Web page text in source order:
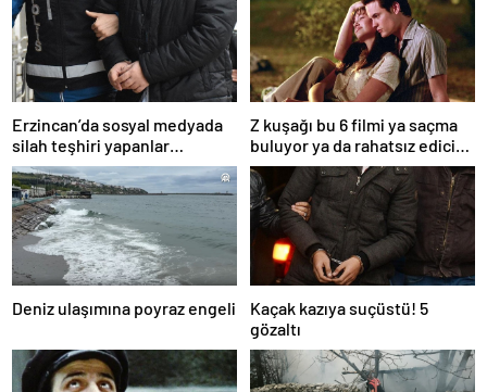
Erzincan’da sosyal medyada
silah teşhiri yapanlar
yakalandı
Z kuşağı bu 6 filmi ya saçma
buluyor ya da rahatsız edici
ve toksik!
Deniz ulaşımına poyraz engeli
Kaçak kazıya suçüstü! 5
gözaltı